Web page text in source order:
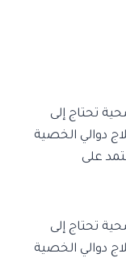
تحتاج إلى
دوالي الخصية
على
تحتاج إلى
دوالي الخصية